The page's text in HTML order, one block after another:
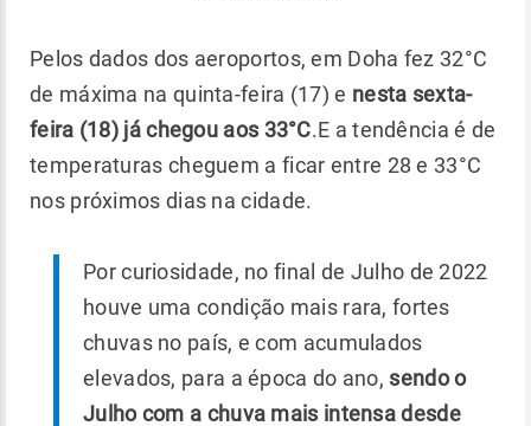
Pelos dados dos aeroportos, em Doha fez 32°C
de máxima na quinta-feira (17) e nesta sexta-
feira (18) já chegou aos 33°C.E a tendência é de
temperaturas cheguem a ficar entre 28 e 33°C
nos próximos dias na cidade.
Por curiosidade, no final de Julho de 2022
houve uma condição mais rara, fortes
chuvas no país, e com acumulados
elevados, para a época do ano, sendo o
Julho com a chuva mais intensa desde